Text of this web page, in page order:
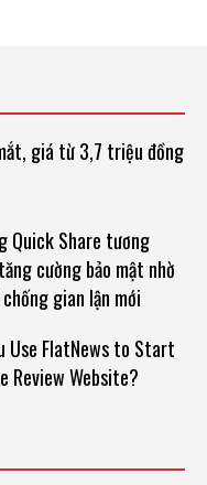
giá từ 3,7 triệu đồng
Quick Share tương
cường bảo mật nhờ
gian lận mới
Use FlatNews to Start
Review Website?